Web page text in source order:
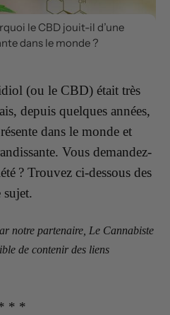
le CBD jouit-il d’une
dans le monde ?
(ou le CBD) était très
depuis quelques années,
dans le monde et
Vous demandez-
? Trouvez ci-dessous des
notre partenaire, Le Cannabiste
de contenir des liens
* *